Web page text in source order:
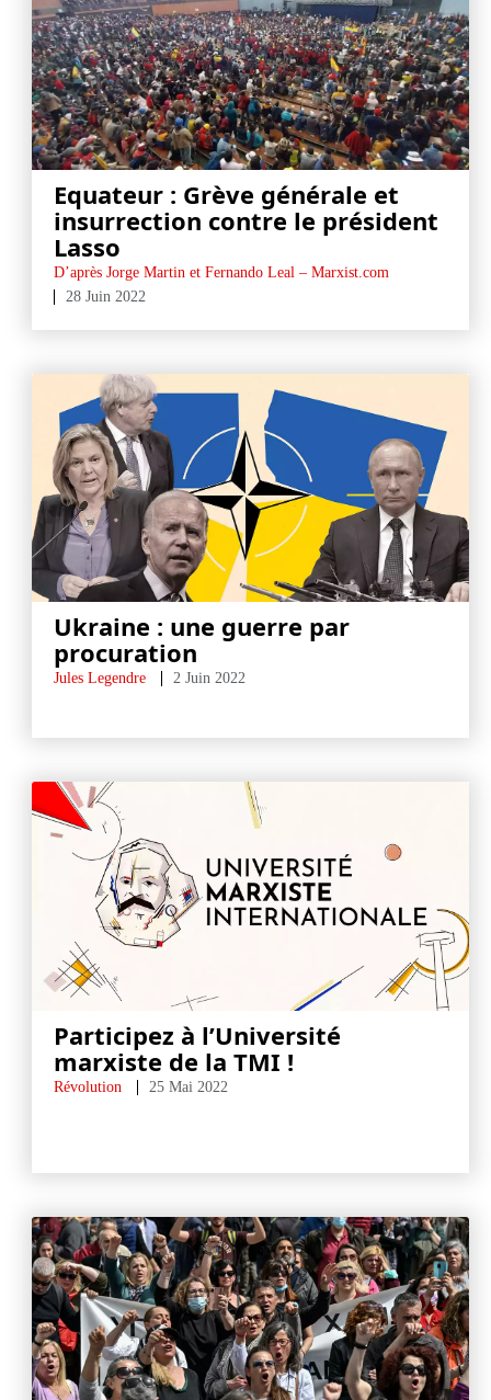
Equateur : Grève générale et
insurrection contre le président
Lasso
D’après Jorge Martin et Fernando Leal – Marxist.com
28 Juin 2022
Ukraine : une guerre par
procuration
Jules Legendre 2 Juin 2022
Participez à l’Université
marxiste de la TMI !
Révolution 25 Mai 2022